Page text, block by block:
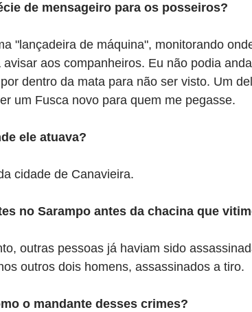
de mensageiro para os posseiros?
"lançadeira de máquina", monitorando
aos companheiros. Eu não podia
dentro da mata para não ser visto. Um
um Fusca novo para quem me pegasse.
ele atuava?
cidade de Canavieira.
no Sarampo antes da chacina que
outras pessoas já haviam sido
outros dois homens, assassinados a tiro.
o mandante desses crimes?